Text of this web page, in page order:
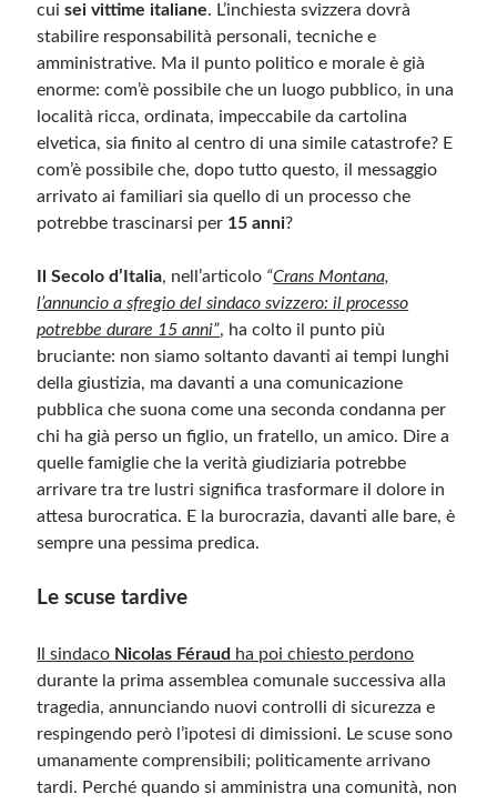
immediatamente rimosse. L’autore del blog non è responsabile dei siti collegati
Meta
Accedi
Feed dei contenuti
cuisei vittime italiane. L’inchiesta svizzera dovrà
stabilire responsabilità personali, tecniche e
amministrative. Ma il punto politico e morale è già
enorme: com’è possibile che un luogo pubblico, in una
località ricca, ordinata, impeccabile da cartolina
elvetica, sia finito al centro di una simile catastrofe? E
com’è possibile che, dopo tutto questo, il messaggio
arrivato ai familiari sia quello di un processo che
potrebbe trascinarsi per 15 anni?
Il Secolo d’Italia, nell’articolo “Crans Montana,
l’annuncio a sfregio del sindaco svizzero: il processo
potrebbe durare 15 anni”, ha colto il punto più
bruciante: non siamo soltanto davanti ai tempi lunghi
della giustizia, ma davanti a una comunicazione
pubblica che suona come una seconda condanna per
chi ha già perso un figlio, un fratello, un amico. Dire a
quelle famiglie che la verità giudiziaria potrebbe
arrivare tra tre lustri significa trasformare il dolore in
attesa burocratica. E la burocrazia, davanti alle bare, è
sempre una pessima predica.
Le scuse tardive
Il sindaco Nicolas Féraud ha poi chiesto perdono
durante la prima assemblea comunale successiva alla
tragedia, annunciando nuovi controlli di sicurezza e
respingendo però l’ipotesi di dimissioni. Le scuse sono
umanamente comprensibili; politicamente arrivano
tardi. Perché quando si amministra una comunità, non